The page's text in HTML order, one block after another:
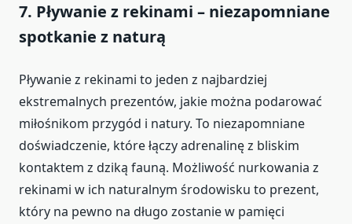
7. Pływanie z rekinami – niezapomniane
spotkanie z naturą
Pływanie z rekinami to jeden z najbardziej
ekstremalnych prezentów, jakie można podarować
miłośnikom przygód i natury. To niezapomniane
doświadczenie, które łączy adrenalinę z bliskim
kontaktem z dziką fauną. Możliwość nurkowania z
rekinami w ich naturalnym środowisku to prezent,
który na pewno na długo zostanie w pamięci